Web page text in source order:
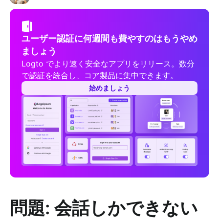
ユーザー認証に何週間も費やすのはもうやめ
ましょう
Logto でより速く安全なアプリをリリース。数分
で認証を統合し、コア製品に集中できます。
始めましょう
問題: 会話しかできない